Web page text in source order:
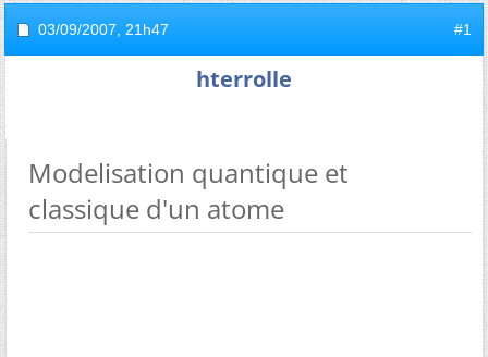
03/09/2007, 21h47 #1
hterrolle
Modelisation quantique et
classique d'un atome